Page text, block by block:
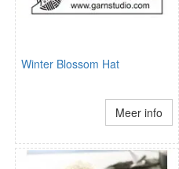
Winter Blossom Hat
Meer info